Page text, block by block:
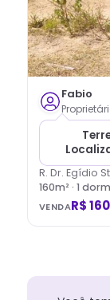
Fabio
R. Dr. Egídio
160m² · 1 dorm
VENDAR$